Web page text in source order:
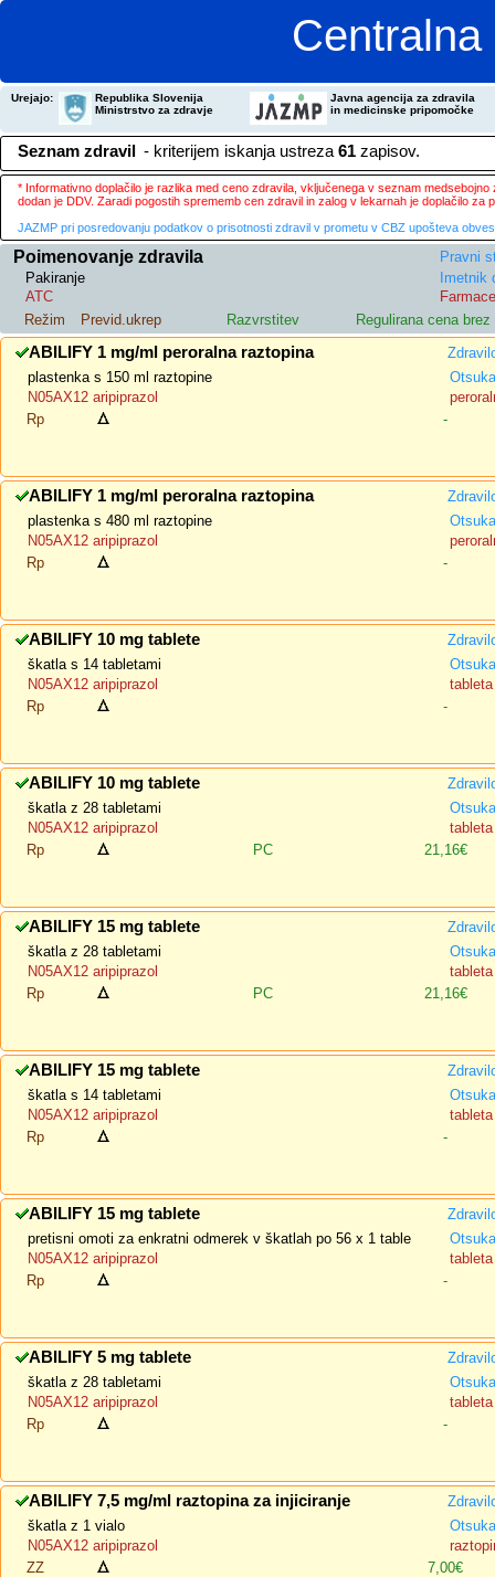
Urejajo:
Republika Slovenija
Ministrstvo za zdravje
Javna agencija za zdravila
in medicinske pripomočke
Seznam zdravil - kriterijem iskanja ustreza 61 zapisov.
* Informativno doplačilo je razlika med ceno zdravila, vključenega v seznam
dodan je DDV. Zaradi pogostih sprememb cen zdravil in zalog v lekarnah je doplačilo
JAZMP pri posredovanju podatkov o prisotnosti zdravil v prometu v CBZ upošteva
Poimenovanje zdravila
Pravni
Pakiranje
Imetnik
ATC
Režim
Previd.ukrep Razvrstitev Regulirana cena brez
ABILIFY 1 mg/ml peroralna raztopina
plastenka s 150 ml raztopine
N05AX12 aripiprazol
Rp
-
ABILIFY 1 mg/ml peroralna raztopina
plastenka s 480 ml raztopine
N05AX12 aripiprazol
Rp
-
ABILIFY 10 mg tablete
škatla s 14 tabletami
N05AX12 aripiprazol
tableta
Rp
-
ABILIFY 10 mg tablete
škatla z 28 tabletami
N05AX12 aripiprazol
tableta
Rp
PC 21,16€
ABILIFY 15 mg tablete
škatla z 28 tabletami
N05AX12 aripiprazol
tableta
Rp
PC 21,16€
ABILIFY 15 mg tablete
škatla s 14 tabletami
N05AX12 aripiprazol
tableta
Rp
-
ABILIFY 15 mg tablete
pretisni omoti za enkratni odmerek v škatlah po 56 x 1 table
N05AX12 aripiprazol
tableta
Rp
-
ABILIFY 5 mg tablete
škatla z 28 tabletami
N05AX12 aripiprazol
tableta
Rp
-
ABILIFY 7,5 mg/ml raztopina za injiciranje
škatla z 1 vialo
N05AX12 aripiprazol
ZZ
7,00€